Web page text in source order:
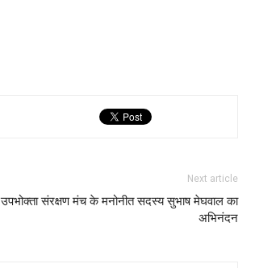
Next article
उपभोक्ता संरक्षण मंच के मनोनीत सदस्य सुभाष मेघवाल का
अभिनंदन